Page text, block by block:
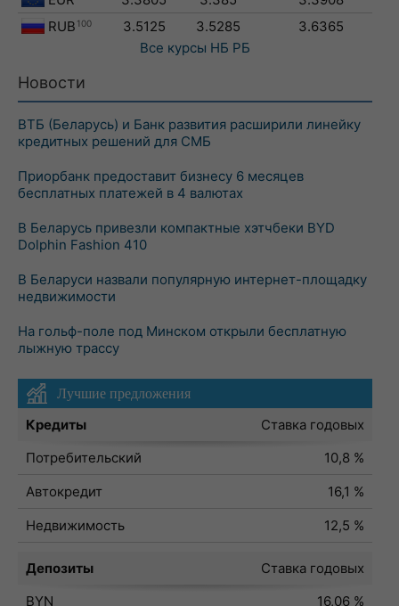
RUB 100 3.5125 3.5285
3.6365
Все курсы НБ РБ
Новости
ВТБ (Беларусь) и Банк развития расширили линейку
кредитных решений для СМБ
Приорбанк предоставит бизнесу 6 месяцев
бесплатных платежей в 4 валютах
В Беларусь привезли компактные хэтчбеки BYD
Dolphin Fashion 410
В Беларуси назвали популярную интернет-площадку
недвижимости
На гольф-поле под Минском открыли бесплатную
лыжную трассу
Лучшие предложения
Кредиты
Ставка годовых
Потребительский
10,8 %
Автокредит
16,1 %
Недвижимость
12,5 %
Депозиты
Ставка годовых
BYN
16,06 %